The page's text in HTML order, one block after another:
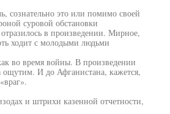
сознательно это или помимо своей
суровой обстановки
в произведении. Мирное,
ходит с молодыми людьми
во время войны. В произведении
ощутим. И до Афганистана, кажется,
и штрихи казенной отчетности,